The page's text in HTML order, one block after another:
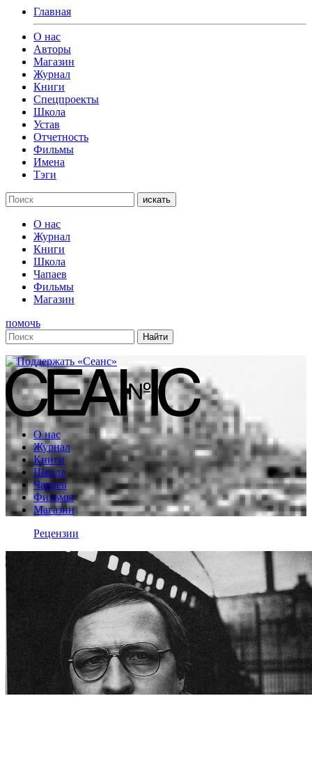
Главная
О нас
Авторы
Магазин
Журнал
Книги
Спецпроекты
Школа
Устав
Отчетность
Фильмы
Имена
Тэги
искать
О нас
Журнал
Книги
Школа
Чапаев
Фильмы
Магазин
помочь
О нас
Журнал
Книги
Школа
Чапаев
Фильмы
Магазин
Рецензии